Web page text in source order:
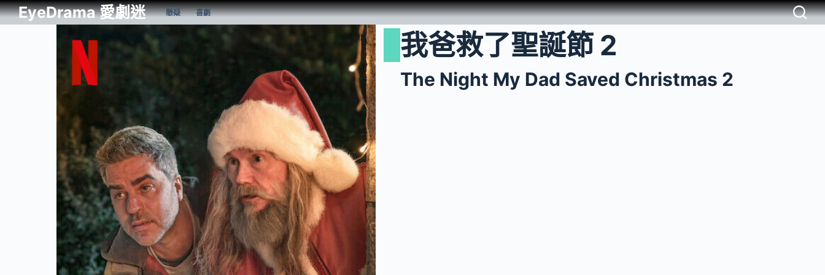
EyeDrama 愛劇迷 懸疑 喜劇
我爸救了聖誕節 2
The Night My Dad Saved Christmas 2